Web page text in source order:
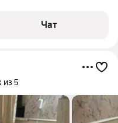
Чат
из 5